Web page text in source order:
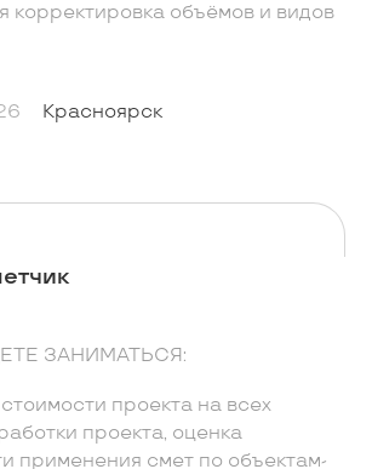
корректировка объёмов и видов
Красноярск
ЗАНИМАТЬСЯ:
проекта на всех
проекта, оценка
применения смет по объектам-